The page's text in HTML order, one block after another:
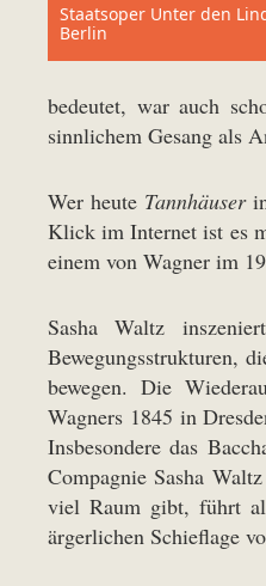
Staatsoper Unter den
Berlin
bedeutet, war auch
sinnlichem Gesang als
Wer heute Tannhäuser
Klick im Internet ist es
einem von Wagner im
Sasha Waltz
Bewegungsstrukturen,
bewegen. Die
Wagners 1845 in
Insbesondere das
Compagnie Sasha
viel Raum gibt, führt
ärgerlichen Schieflage